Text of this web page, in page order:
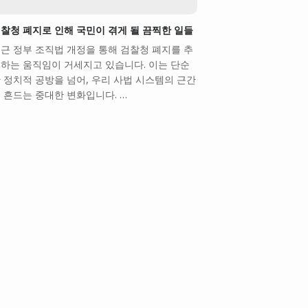
청 폐지로 인해 국민이 겪게 될 끔찍한 일들
정부 조직법 개정을 통해 검찰청 폐지를 추
는 움직임이 거세지고 있습니다. 이는 단순
정치적 공방을 넘어, 우리 사법 시스템의 근간
흔드는 중대한 변화입니다. …